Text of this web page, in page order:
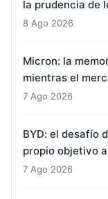
la prudencia de
8 Ago 2026
Micron: la
mientras el
7 Ago 2026
BYD: el desafío
propio objetivo
7 Ago 2026